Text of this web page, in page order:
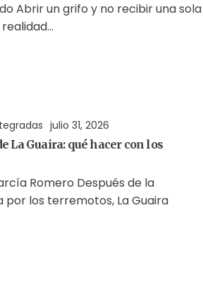
Abrir un grifo y no recibir una sola
julio 31, 2026
La Guaira: qué hacer con los
Romero Después de la
por los terremotos, La Guaira